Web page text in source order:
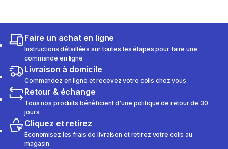
Faire un achat en ligne
Instructions détaillées sur toutes les étapes pour faire une
commande en ligne
Livraison à domicile
Commandez en ligne et recevez votre colis chez vous.
Retour & échange
Tous nos produits bénéficient d'une politique de retour de 30
jours.
Cliquez et retirez
Économisez les frais de livraison et retirez votre colis au
magasin.